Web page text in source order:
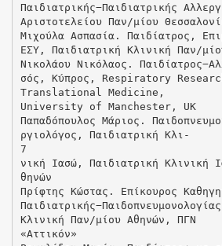
Παιδιατρικής−Παιδιατρικής
Αριστοτελείου Παν/μίου
Μιχούλα Ασπασία. Παιδίατρος,
ΕΣΥ, Παιδιατρική Κλινική Παν/
Νικολάου Νικόλαος.
σός, Κύπρος, Respiratory
Translational Medicine,
University of Manchester, UK
Παπαδόπουλος Μάριος.
ργιολόγος, Παιδιατρική Κλι-
7
νική Ιασώ, Παιδιατρική Κλινική
θηνών
Πρίφτης Κώστας. Επίκουρος
Κλινική Παν/μίου Αθηνών, ΠΓΝ
«Αττικόν»